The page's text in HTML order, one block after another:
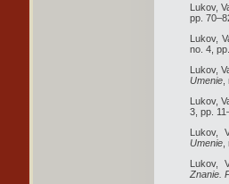
Lukov,
pp.
Lukov,
no. 4,
Lukov,
Umenie
Lukov,
3, pp.
Lukov,
Umenie
Lukov,
Znanie.